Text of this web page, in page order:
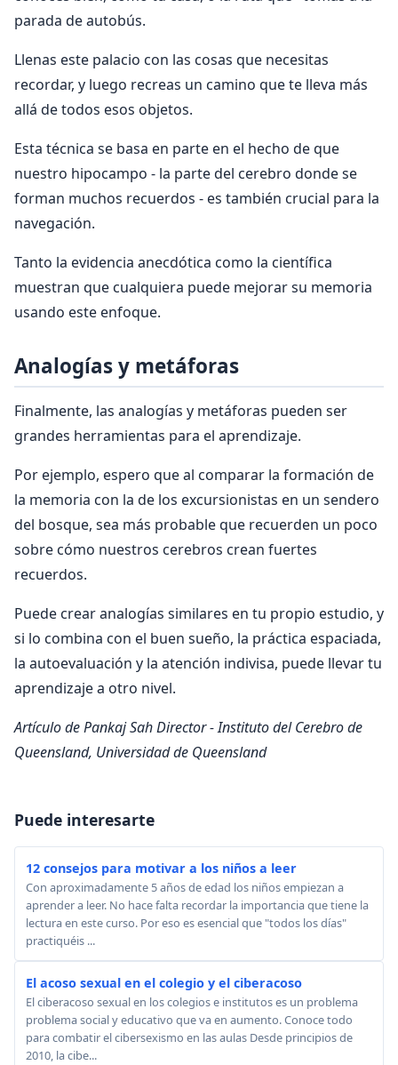
parada de autobús.
Llenas este palacio con las cosas que necesitas
recordar, y luego recreas un camino que te lleva más
allá de todos esos objetos.
Esta técnica se basa en parte en el hecho de que
nuestro hipocampo - la parte del cerebro donde se
forman muchos recuerdos - es también crucial para la
navegación.
Tanto la evidencia anecdótica como la científica
muestran que cualquiera puede mejorar su memoria
usando este enfoque.
Analogías y metáforas
Finalmente, las analogías y metáforas pueden ser
grandes herramientas para el aprendizaje.
Por ejemplo, espero que al comparar la formación de
la memoria con la de los excursionistas en un sendero
del bosque, sea más probable que recuerden un poco
sobre cómo nuestros cerebros crean fuertes
recuerdos.
Puede crear analogías similares en tu propio estudio, y
si lo combina con el buen sueño, la práctica espaciada,
la autoevaluación y la atención indivisa, puede llevar tu
aprendizaje a otro nivel.
Artículo de Pankaj SahDirector - Instituto del Cerebro de
Queensland, Universidad de Queensland
Puede interesarte
12 consejos para motivar a los niños a leer
Con aproximadamente 5 años de edad los niños empiezan a
aprender a leer. No hace falta recordar la importancia que tiene la
lectura en este curso. Por eso es esencial que "todos los días"
practiquéis ...
El acoso sexual en el colegio y el ciberacoso
El ciberacoso sexual en los colegios e institutos es un problema
problema social y educativo que va en aumento. Conoce todo
para combatir el cibersexismo en las aulas Desde principios de
2010, la cibe...